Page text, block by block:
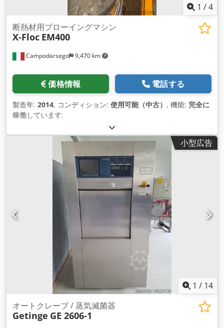
1 /4
Campodarsego 9,470 km
断熱材用ブローイングマシン
X-Floc EM400
価格情報 電話する
製造年: 2014, コンディション: 使用可能（中古） , 機能: 完全に
稼働しています,
小型広告
1 / 14
オートクレーブ / 蒸気滅菌器
Getinge GE 2606-1